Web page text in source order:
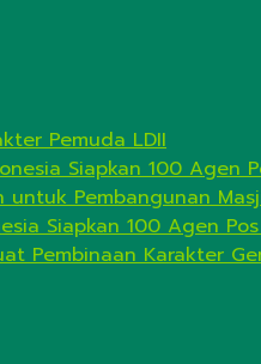
Pemuda LDII
Siapkan 100 Agen
Pembangunan
Siapkan 100 Agen
Pembinaan Karakter